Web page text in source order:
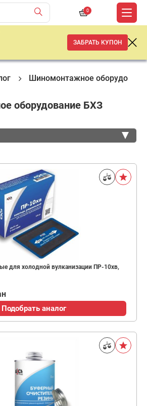
0
ЗАБРАТЬ КУПОН
Шиномонтажное
оборудование БХЗ
для холодной вулканизации ПР-10хв,
Подобрать аналог